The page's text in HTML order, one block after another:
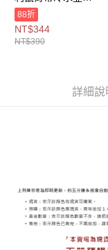
海外宅配
580ML-共2
色-$390【A11115740
】
88折
NT$344
NT$390
詳細說